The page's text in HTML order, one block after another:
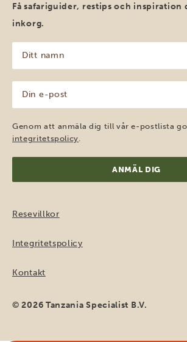
Få safariguider, restips och inspiration
inkorg.
namn
(Obligatoriskt)
post
(Obligatoriskt)
Genom att anmäla dig till vår e-postlista
integritetspolicy
Resevillkor
Integritetspolicy
Kontakt
© 2026 Tanzania Specialist B.V.